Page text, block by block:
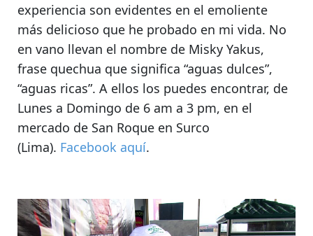
experiencia son evidentes en el emoliente
más delicioso que he probado en mi vida. No
en vano llevan el nombre de Misky Yakus,
frase quechua que significa “aguas dulces”,
“aguas ricas”. A ellos los puedes encontrar, de
Lunes a Domingo de 6 am a 3 pm, en el
mercado de San Roque en Surco
(Lima). Facebook aquí.